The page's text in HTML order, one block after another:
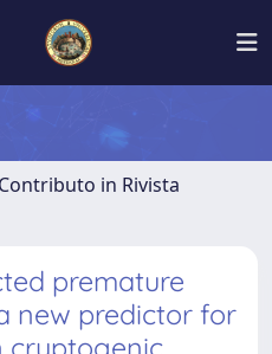
in Rivista
premature
new predictor for